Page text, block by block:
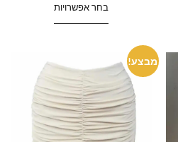
בחר אפשרויות
מבצע!